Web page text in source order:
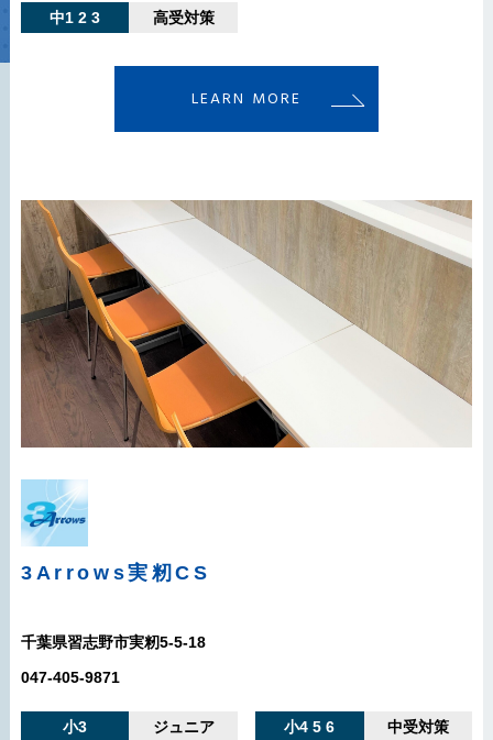
中1 2 3 高受対策
LEARN MORE
3Arrows実籾CS
千葉県習志野市実籾5-5-18
047-405-9871
小3 ジュニア 小4 5 6 中受対策